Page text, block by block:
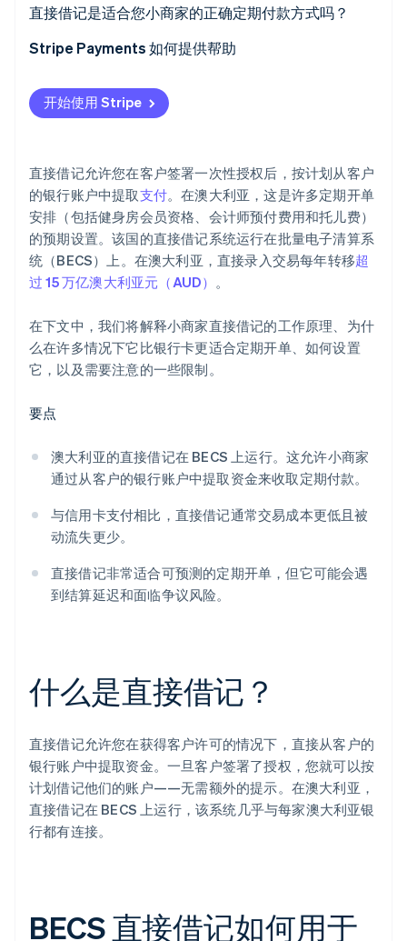
直接借记是适合您小商家的正确定期付款方式吗？
Stripe Payments 如何提供帮助
开始使用 Stripe
直接借记允许您在客户签署一次性授权后，按计划从客户
的银行账户中提取支付。在澳大利亚，这是许多定期开单
安排（包括健身房会员资格、会计师预付费用和托儿费）
的预期设置。该国的直接借记系统运行在批量电子清算系
统（BECS）上。在澳大利亚，直接录入交易每年转移超
过 15 万亿澳大利亚元（AUD） 。
在下文中，我们将解释小商家直接借记的工作原理、为什
么在许多情况下它比银行卡更适合定期开单、如何设置
它，以及需要注意的一些限制。
要点
澳大利亚的直接借记在 BECS 上运行。这允许小商家
通过从客户的银行账户中提取资金来收取定期付款。
与信用卡支付相比，直接借记通常交易成本更低且被
动流失更少。
直接借记非常适合可预测的定期开单，但它可能会遇
到结算延迟和面临争议风险。
什么是直接借记？
直接借记允许您在获得客户许可的情况下，直接从客户的
银行账户中提取资金。一旦客户签署了授权，您就可以按
计划借记他们的账户——无需额外的提示。在澳大利亚，
直接借记在 BECS 上运行，该系统几乎与每家澳大利亚银
行都有连接。
BECS 直接借记如何用于